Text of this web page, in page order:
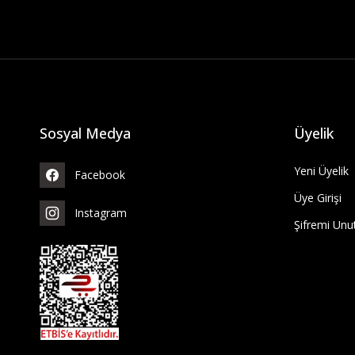
Sosyal Medya
Facebook
Instagram
Üyelik
Yeni Üyelik
Üye Girişi
Şifremi